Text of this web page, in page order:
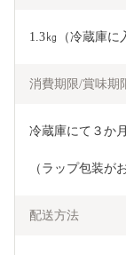
1.3㎏（冷蔵庫に
消費期限/賞味期
冷蔵庫にて３か月
（ラップ包装が
配送方法